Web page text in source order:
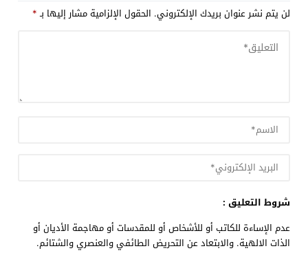
لن يتم نشر عنوان بريدك الإلكتروني. الحقول الإلزامية مشار إليها بـ*
شروط التعليق :
عدم الإساءة للكاتب أو للأشخاص أو للمقدسات أو مهاجمة الأديان أو
الذات الالهية. والابتعاد عن التحريض الطائفي والعنصري والشتائم.